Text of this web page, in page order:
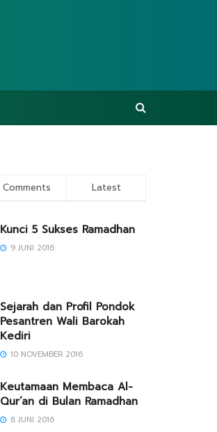
Comments Latest
Kunci 5 Sukses Ramadhan
9 JUNI 2016
Sejarah dan Profil Pondok
Pesantren Wali Barokah
Kediri
10 NOVEMBER 2016
Keutamaan Membaca Al-
Qur’an di Bulan Ramadhan
8 JUNI 2016